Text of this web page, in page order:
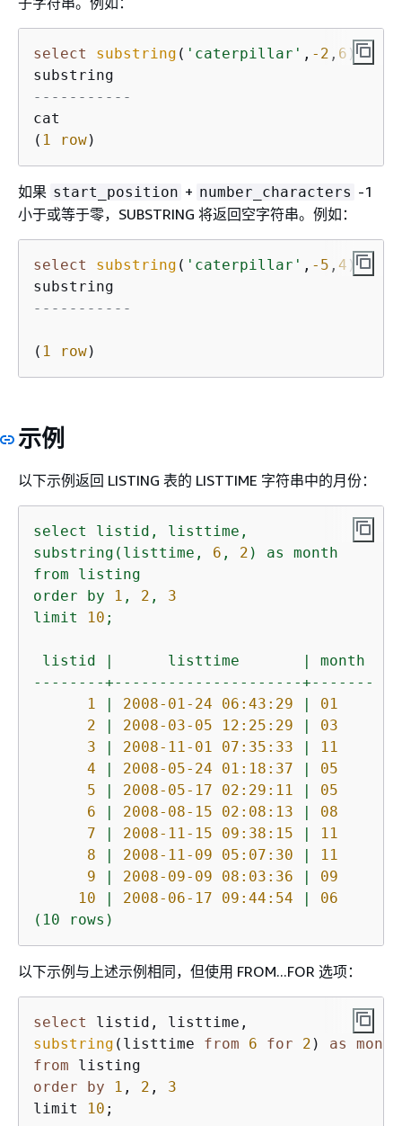
select substring ( 'caterpillar' , -2 , 6 );
-----------
cat
( 1 row)
如果 start_position + number_characters -1
小于或等于零，SUBSTRING 将返回空字符串。例如：
select substring ( 'caterpillar' , -5 , 4 );
-----------
( 1 row)
示例
以下示例返回 LISTING 表的 LISTTIME 字符串中的月份：
select listid,
listtime,
substring(listtime,
6 , 2 ) as
month
from
listing
order
by 1 , 2 ,
3
limit
10 ;
listid listtime
month
--------+---------------------+-------
1
2008-01-24 06:43:29
01
2
2008-03-05 12:25:29
03
3
2008-11-01 07:35:33
11
4
2008-05-24 01:18:37
05
5
2008-05-17 02:29:11
05
6
2008-08-15 02:08:13
08
7
2008-11-15 09:38:15
11
8
2008-11-09 05:07:30
11
9
2008-09-09 08:03:36
09
10
2008-06-17 09:44:54
06
(10
rows)
以下示例与上述示例相同，但使用 FROM...FOR 选项：
select
substring (listtime from 6 for 2 ) as
month
from
order
by 1 , 2 , 3
limit
10 ;